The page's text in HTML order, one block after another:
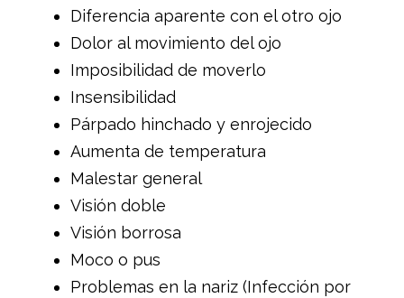
Diferencia aparente con el otro ojo
Dolor al movimiento del ojo
Imposibilidad de moverlo
Insensibilidad
Párpado hinchado y enrojecido
Aumenta de temperatura
Malestar general
Visión doble
Visión borrosa
Moco o pus
Problemas en la nariz (Infección por